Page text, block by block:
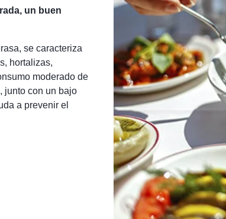
un buen
se caracteriza
hortalizas,
moderado de
junto con un bajo
a prevenir el